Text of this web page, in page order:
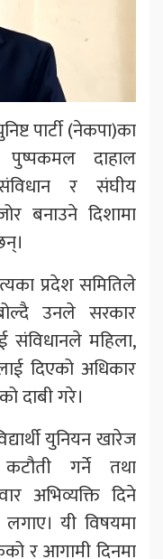
पार्टी (नेकपा)का
पुष्पकमल दाहाल
र संघीय
बनाउने दिशामा
प्रदेश समितिले
उनले सरकार
महिला,
दिएको अधिकार
दाबी गरे।
युनियन खारेज
गर्ने तथा
अभिव्यक्ति दिने
यी विषयमा
र आगामी दिनमा